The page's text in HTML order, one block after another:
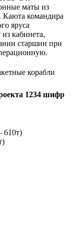
маты из
Каюта командира
яруса
кабинета,
старшин при
1234 шифр
610т)